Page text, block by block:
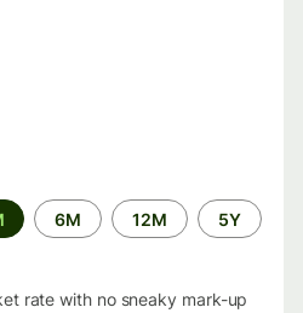
6M 12M 5Y
rate with no sneaky mark-up